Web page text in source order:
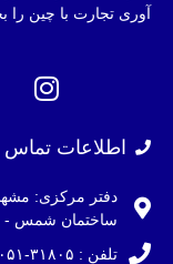
آوری تجارت با چین را
اطلاعات تماس
ساختمان شمس -
تلفن : ۳۱۸۰۵-۰۵۱